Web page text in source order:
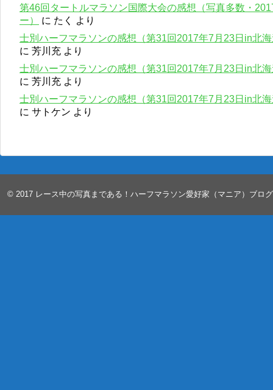
第46回タートルマラソン国際大会の感想（写真多数・
ー）
に たく
より
士別ハーフマラソンの感想（第31回2017年7月23日in北
に 芳川充 より
士別ハーフマラソンの感想（第31回2017年7月23日in北
に 芳川充 より
士別ハーフマラソンの感想（第31回2017年7月23日in北
に サトケン より
© 2017 レース中の写真まである！ハーフマラソン愛好家（マニア）ブロ